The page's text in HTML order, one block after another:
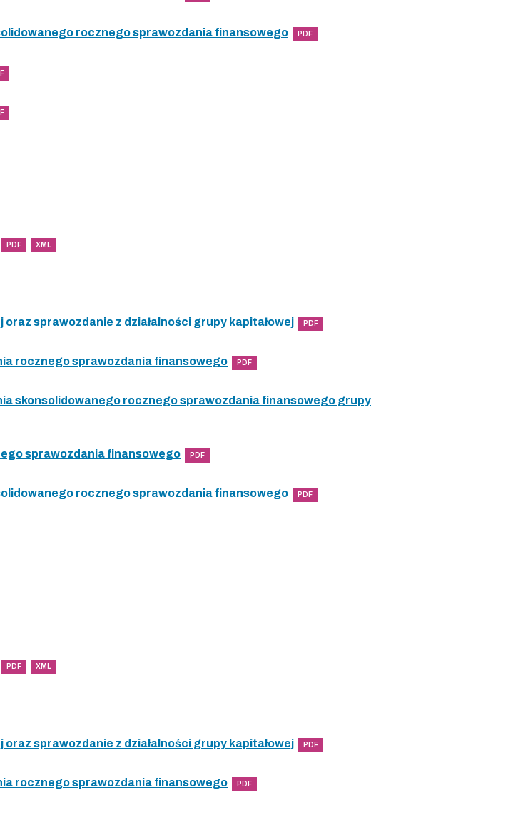
rocznego sprawozdania finansowego PDF
PDF XML
sprawozdanie z działalności grupy kapitałowej PDF
rocznego sprawozdania finansowego PDF
skonsolidowanego rocznego sprawozdania finansowego grupy
sprawozdania finansowego PDF
rocznego sprawozdania finansowego PDF
PDF XML
sprawozdanie z działalności grupy kapitałowej PDF
rocznego sprawozdania finansowego PDF